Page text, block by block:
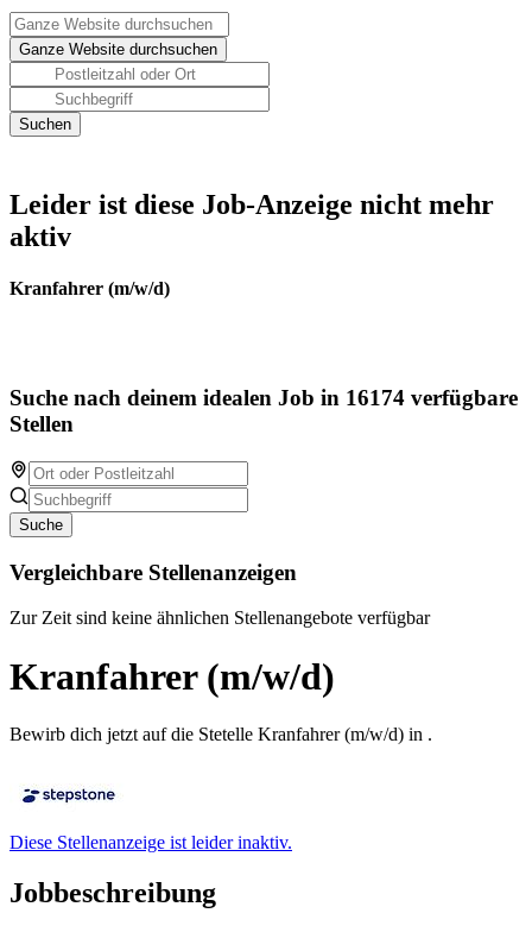
Leider ist diese Job-Anzeige nicht mehr
aktiv
Kranfahrer (m/w/d)
Suche nach deinem idealen Job in 16174 verfügbare
Stellen
Suche
Vergleichbare Stellenanzeigen
Zur Zeit sind keine ähnlichen Stellenangebote verfügbar
Kranfahrer (m/w/d)
Bewirb dich jetzt auf die Stetelle Kranfahrer (m/w/d) in .
Diese Stellenanzeige ist leider inaktiv.
Jobbeschreibung